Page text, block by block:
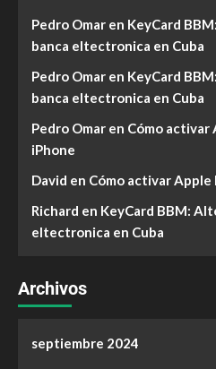
Pedro Omar en KeyCard
banca eltectronica en Cuba
Pedro Omar en KeyCard
banca eltectronica en Cuba
Pedro Omar en Cómo activar
iPhone
David en Cómo activar Apple
Richard en KeyCard BBM:
eltectronica en Cuba
Archivos
septiembre 2024